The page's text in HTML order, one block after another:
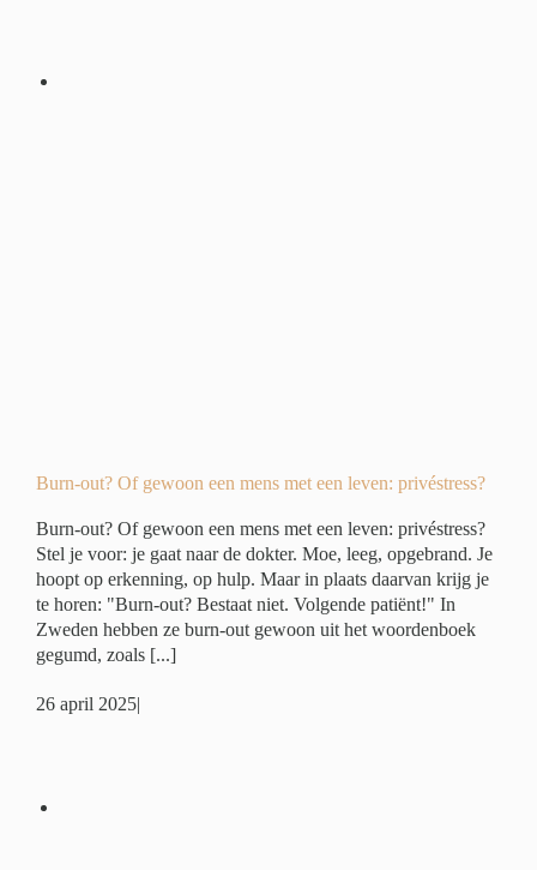
Burn-out? Of gewoon een mens met een leven: privéstress?
Burn-out? Of gewoon een mens met een leven: privéstress?
Stel je voor: je gaat naar de dokter. Moe, leeg, opgebrand. Je
hoopt op erkenning, op hulp. Maar in plaats daarvan krijg je
te horen: "Burn-out? Bestaat niet. Volgende patiënt!" In
Zweden hebben ze burn-out gewoon uit het woordenboek
gegumd, zoals [...]
26 april 2025|